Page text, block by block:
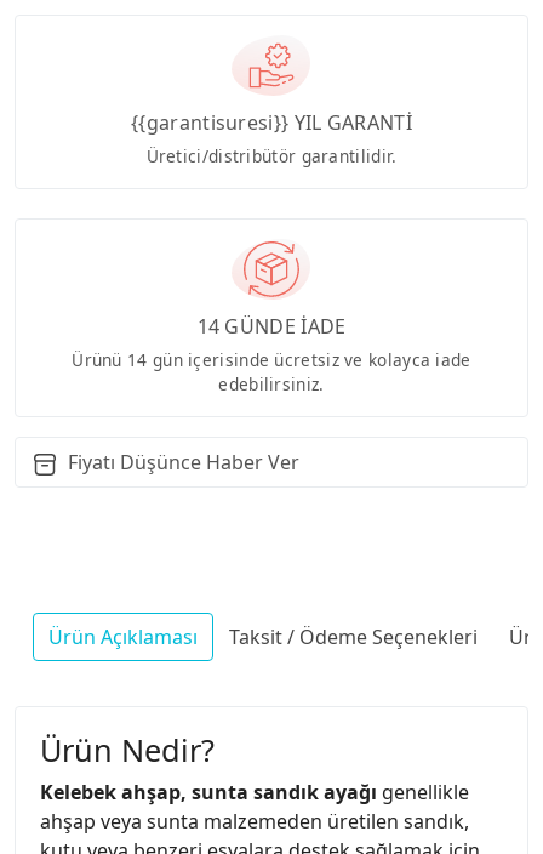
{{garantisuresi}} YIL GARANTİ
Üretici/distribütör garantilidir.
14 GÜNDE İADE
Ürünü 14 gün içerisinde ücretsiz ve kolayca iade
edebilirsiniz.
Fiyatı Düşünce Haber Ver
Ürün Açıklaması Taksit / Ödeme Seçenekleri
Ürün Nedir?
Kelebek ahşap, sunta sandık ayağı genellikle
ahşap veya sunta malzemeden üretilen sandık,